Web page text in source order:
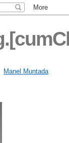
Manel Muntada